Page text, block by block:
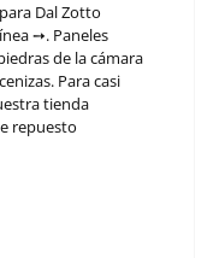
Dal Zotto
➙. Paneles
de la cámara
Para casi
tienda
repuesto